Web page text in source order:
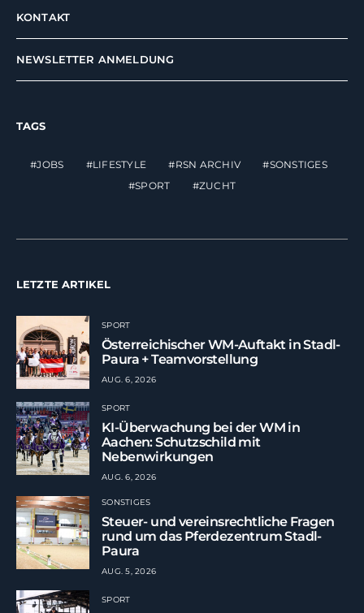
KONTAKT
NEWSLETTER ANMELDUNG
TAGS
JOBS LIFESTYLE RSN ARCHIV
SONSTIGES
SPORT
ZUCHT
LETZTE ARTIKEL
SPORT
Österreichischer WM-Auftakt in Stadl-
Paura + Teamvorstellung
AUG. 6, 2026
SPORT
KI-Überwachung bei der WM in
Aachen: Schutzschild mit
Nebenwirkungen
AUG. 6, 2026
SONSTIGES
Steuer- und vereinsrechtliche Fragen
rund um das Pferdezentrum Stadl-
Paura
AUG. 5, 2026
SPORT